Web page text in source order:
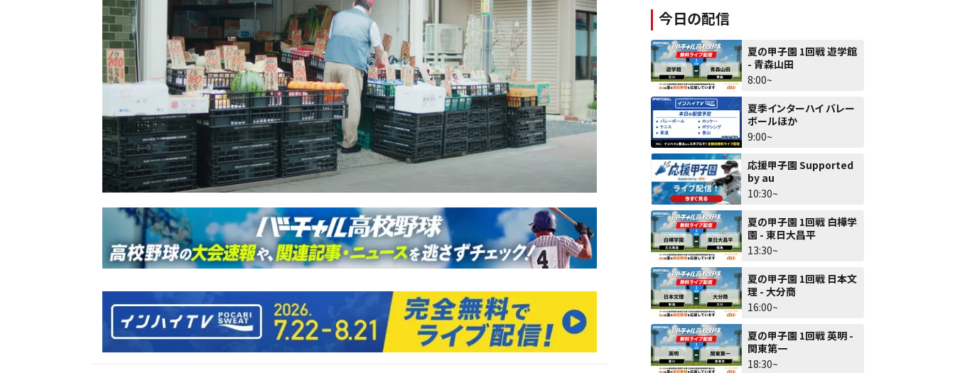
今日の配信
夏の甲子園 1回戦 遊学館
- 青森山田
8:00~
夏季インターハイ バレー
ボールほか
9:00~
応援甲子園 Supported
by au
10:30~
夏の甲子園 1回戦 白樺学
園 - 東日大昌平
13:30~
夏の甲子園 1回戦 日本文
理 - 大分商
16:00~
夏の甲子園 1回戦 英明 -
関東第一
18:30~